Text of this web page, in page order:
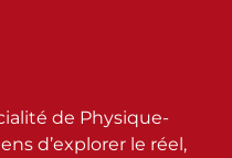
de Physique-
d’explorer le réel,